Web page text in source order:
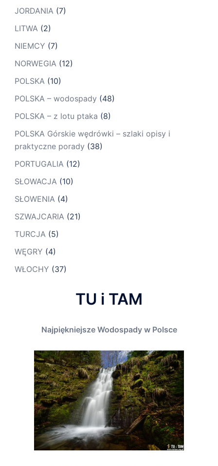
JORDANIA (7)
LITWA (2)
NIEMCY (7)
NORWEGIA (12)
POLSKA (10)
POLSKA – wodospady (48)
POLSKA – z lotu ptaka (8)
POLSKA Górskie wędrówki – szlaki opisy i
praktyczne porady (38)
PORTUGALIA (12)
SŁOWACJA (10)
SŁOWENIA (4)
SZWAJCARIA (21)
TURCJA (5)
WĘGRY (4)
WŁOCHY (37)
TU i TAM
Najpiękniejsze Wodospady w Polsce